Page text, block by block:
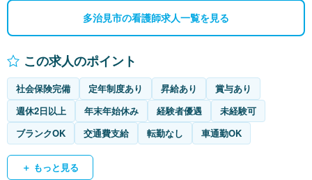
多治見市の看護師求人一覧を見る
この求人のポイント
社会保険完備 定年制度あり 昇給あり
賞与あり
週休2日以上
年末年始休み 経験者優遇
未経験可
ブランクOK
交通費支給 転勤なし 車通勤OK
＋ もっと見る